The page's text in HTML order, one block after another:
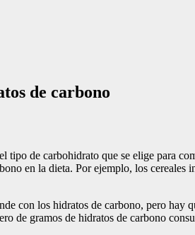
de carbono
tipo de carbohidrato que se elige para
en la dieta. Por ejemplo, los cereales
con los hidratos de carbono, pero hay
de gramos de hidratos de carbono